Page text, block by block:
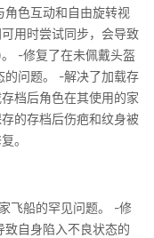
色互动和自由旋转视
用时尝试同步，会导致
-修复了在未佩戴头盔
的问题。 -解决了加载存
档后角色在其使用的家
的存档后伤疤和纹身被
。
飞船的罕见问题。 -修
自身陷入不良状态的